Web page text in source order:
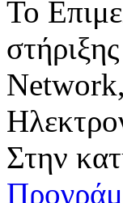
Το
Στην